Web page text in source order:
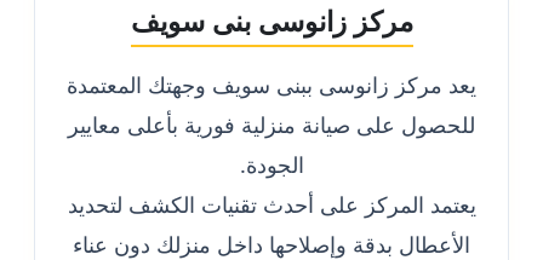
مركز زانوسى بنى سويف
يعد مركز زانوسى ببنى سويف وجهتك المعتمدة
للحصول على صيانة منزلية فورية بأعلى معايير
الجودة.
يعتمد المركز على أحدث تقنيات الكشف لتحديد
الأعطال بدقة وإصلاحها داخل منزلك دون عناء